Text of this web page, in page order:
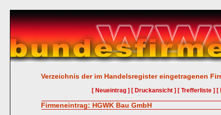
Verzeichnis der im Handelsregister eingetragenen
[ Neueintrag ] [ Druckansicht ] [ Trefferliste ] [
Firmeneintrag: HGWK Bau GmbH